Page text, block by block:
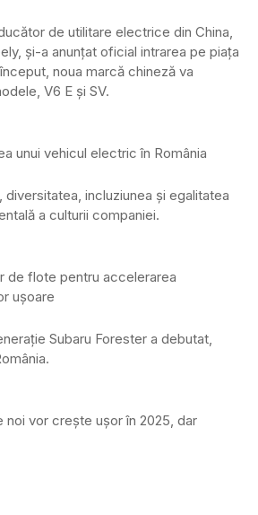
de utilitare electrice din China,
și-a anunțat oficial intrarea pe piața
noua marcă chineză va
V6 E și SV.
unui vehicul electric în România
diversitatea, incluziunea și egalitatea
a culturii companiei.
de flote pentru accelerarea
ușoare
Subaru Forester a debutat,
noi vor crește ușor în 2025, dar